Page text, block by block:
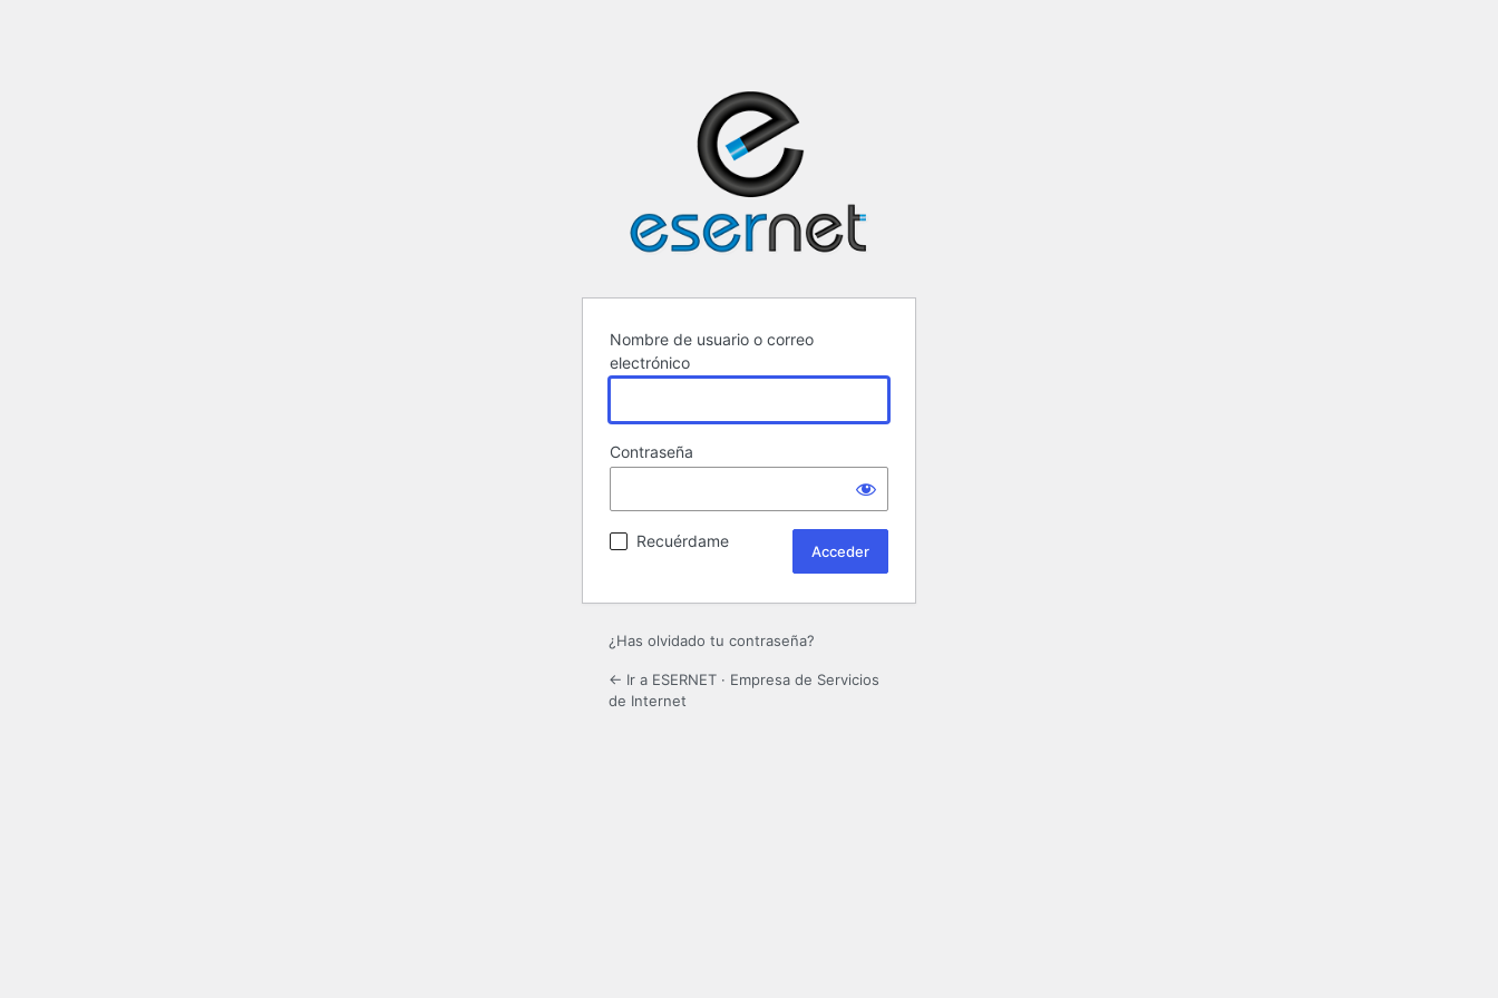
Nombre de usuario o correo
electrónico
Contraseña
Recuérdame
¿Has olvidado tu contraseña?
← Ir a ESERNET · Empresa de Servicios
de Internet